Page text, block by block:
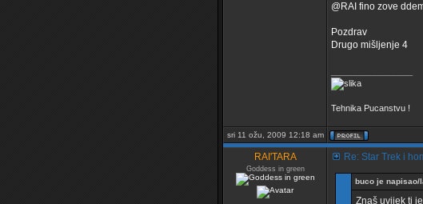
@RAI fino zove
Pozdrav
Drugo mišljenje 4
Tehnika Pucanstvu !
sri 11 ožu, 2009 12:18 am
RAI'TARA
Goddess in green
Re: Star Trek i
buco je napisao/
Znaš uvijek ti